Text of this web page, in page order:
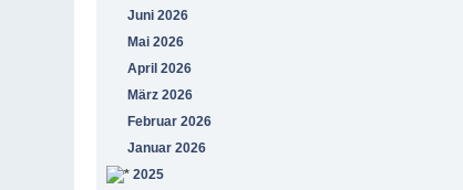
Juni 2026
Mai 2026
April 2026
März 2026
Februar 2026
Januar 2026
2025